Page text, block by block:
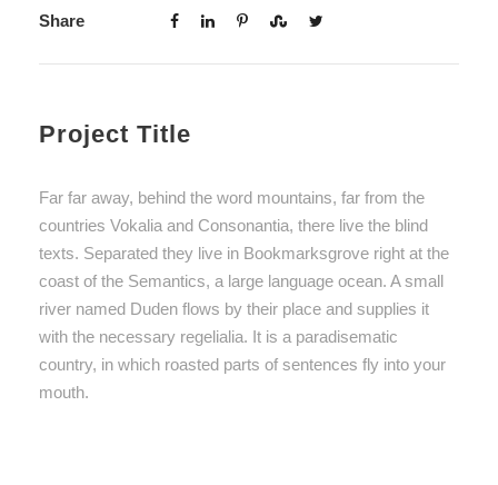
Share
Project Title
Far far away, behind the word mountains, far from the
countries Vokalia and Consonantia, there live the blind
texts. Separated they live in Bookmarksgrove right at the
coast of the Semantics, a large language ocean. A small
river named Duden flows by their place and supplies it
with the necessary regelialia. It is a paradisematic
country, in which roasted parts of sentences fly into your
mouth.